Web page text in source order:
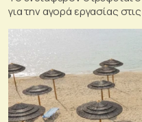
για την αγορά εργασίας